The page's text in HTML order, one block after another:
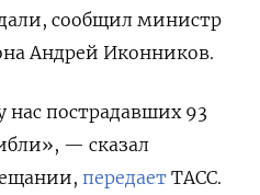
сообщил министр
Андрей Иконников.
нас пострадавших 93
— сказал
передает ТАСС.